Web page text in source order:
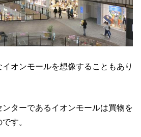
オンモールを想像することもあり
ターであるイオンモールは買物を
す。